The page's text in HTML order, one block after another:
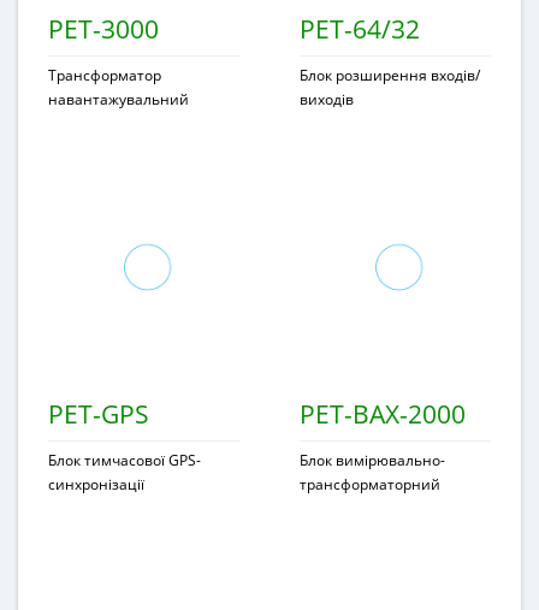
РЕТ-3000
Трансформатор
навантажувальний
РЕТ-64/32
Блок розширення входів/
виходів
РЕТ-GPS
Блок тимчасової GPS-
синхронізації
РЕТ-ВАХ-2000
Блок вимірювально-
трансформаторний